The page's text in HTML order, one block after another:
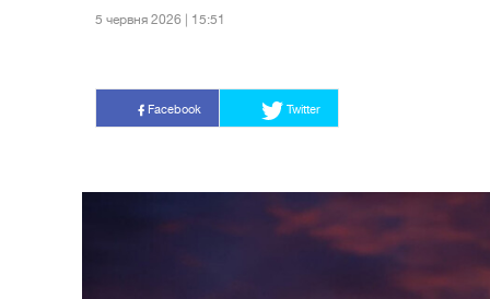
5 червня 2026 | 15:51
Facebook Twitter